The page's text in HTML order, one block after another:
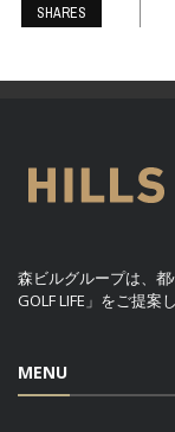
SHARES
森ビルグループは、
GOLF LIFE」をご提案
MENU